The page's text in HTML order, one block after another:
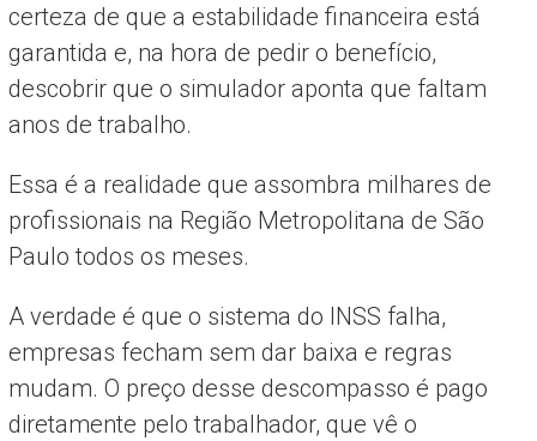
certeza de que a estabilidade financeira está
garantida e, na hora de pedir o benefício,
descobrir que o simulador aponta que faltam
anos de trabalho.
Essa é a realidade que assombra milhares de
profissionais na Região Metropolitana de São
Paulo todos os meses.
A verdade é que o sistema do INSS falha,
empresas fecham sem dar baixa e regras
mudam. O preço desse descompasso é pago
diretamente pelo trabalhador, que vê o